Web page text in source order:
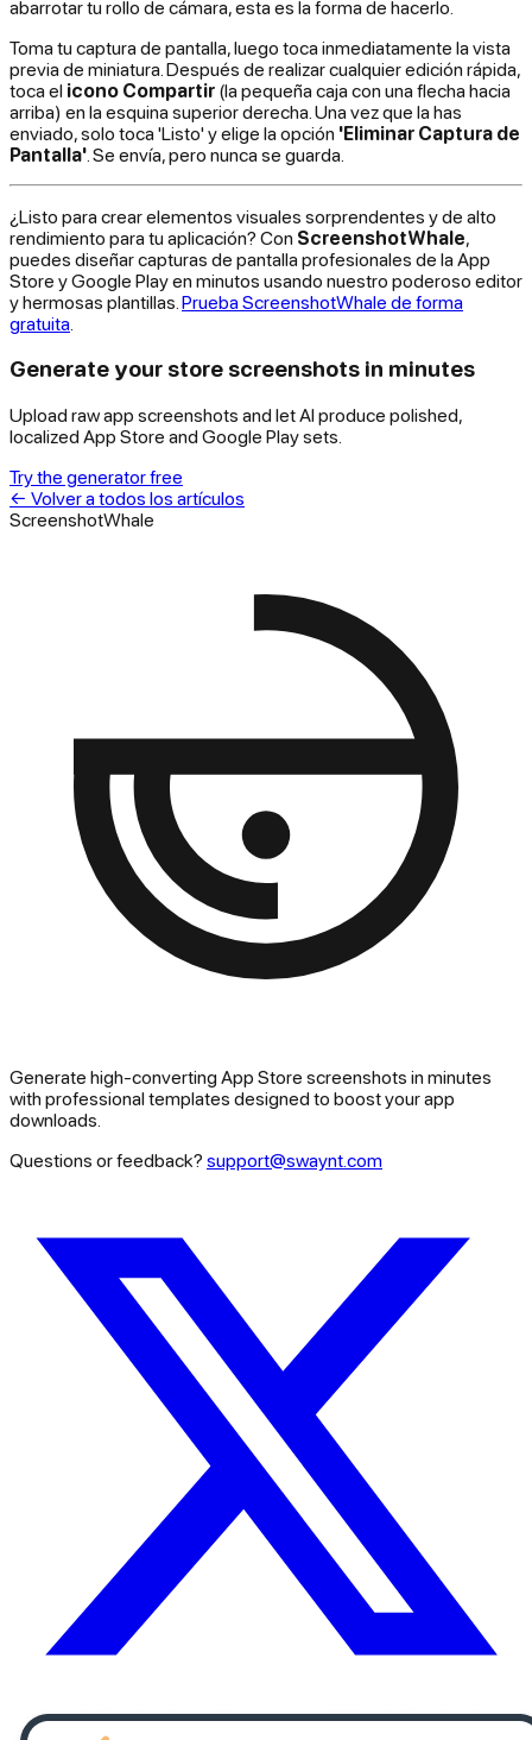
abarrotar tu rollo de cámara, esta es la forma de hacerlo.
Toma tu captura de pantalla, luego toca inmediatamente la vista
previa de miniatura. Después de realizar cualquier edición rápida,
toca el icono Compartir (la pequeña caja con una flecha hacia
arriba) en la esquina superior derecha. Una vez que la has
enviado, solo toca 'Listo' y elige la opción 'Eliminar Captura de
Pantalla' . Se envía, pero nunca se guarda.
¿Listo para crear elementos visuales sorprendentes y de alto
rendimiento para tu aplicación? Con ScreenshotWhale
puedes diseñar capturas de pantalla profesionales de la App
Store y Google Play en minutos usando nuestro poderoso editor
y hermosas plantillas. Prueba ScreenshotWhale de forma
gratuita
Generate your store screenshots in minutes
Upload raw app screenshots and let AI produce polished,
localized App Store and Google Play sets.
Try the generator free
← Volver a todos los artículos
ScreenshotWhale
Generate high-converting App Store screenshots in minutes
with professional templates designed to boost your app
downloads.
Questions or feedback? support@swaynt.com